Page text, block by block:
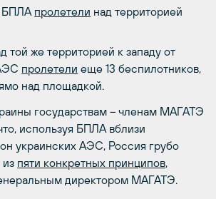
БПЛА пролетели над территорией
той же территорией к западу от
пролетели еще 13 беспилотников,
над площадкой.
государствам – членам МАГАТЭ
используя БПЛА вблизи
украинских АЭС, Россия грубо
пяти конкретных принципов,
директором МАГАТЭ.